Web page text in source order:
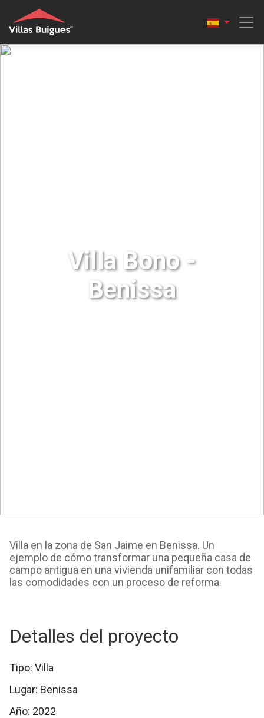
Villa Bono -
Benissa
Villa en la zona de San Jaime en Benissa. Un
ejemplo de cómo transformar una pequeña casa de
campo antigua en una vivienda unifamiliar con todas
las comodidades con un proceso de reforma.
Detalles del proyecto
Tipo: Villa
Lugar: Benissa
Año: 2022